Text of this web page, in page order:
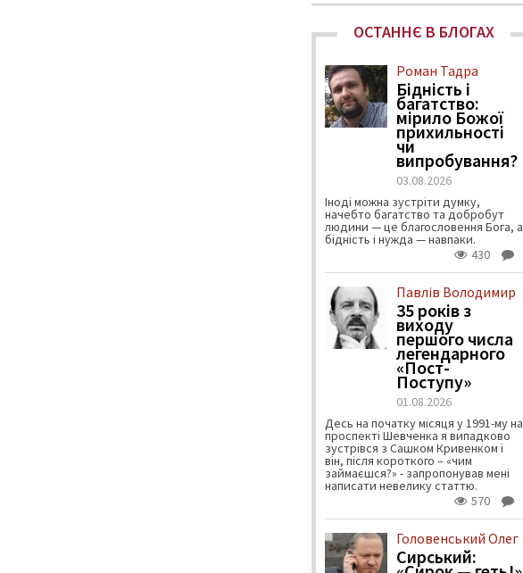
ОСТАННЄ В БЛОГАХ
Роман Тадра
Бідність і
багатство:
мірило Божої
прихильності
чи
випробування?
03.08.2026
Іноді можна зустріти думку,
начебто багатство та добробут
людини — це благословення Бога, а
бідність і нужда — навпаки.
430
Павлів Володимир
35 років з
виходу
першого числа
легендарного
«Пост-
Поступу»
01.08.2026
Десь на початку місяця у 1991-му на
проспекті Шевченка я випадково
зустрівся з Сашком Кривенком і
він, після короткого – «чим
займаєшся?» - запропонував мені
написати невелику статтю.
570
Головенський Олег
Сирський: